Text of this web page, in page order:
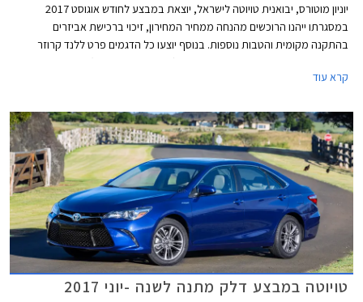
יוניון מוטורס, יבואנית טויוטה לישראל, יוצאת במבצע לחודש אוגוסט 2017
במסגרתו ייהנו הרוכשים מהנחה ממחיר המחירון, זיכוי ברכישת אביזרים
בהתקנה מקומית והטבות נוספות. בנוסף יוצעו כל הדגמים פרט ללנד קרוזר
31.08.2017.
קרא עוד
טויוטה במבצע דלק מתנה לשנה -יוני 2017